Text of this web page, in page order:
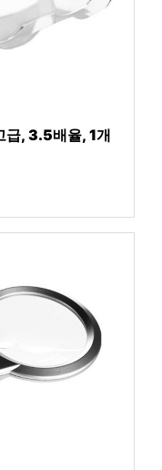
급, 3.5배율, 1개